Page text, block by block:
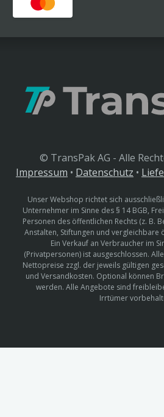
© TransPak AG - Alle
Impressum • Datenschutz •
Unser Webshop richtet sich
Unternehmer im Sinne des § 14 BGB,
Personen des öffentlichen Rechts (z. B.
Anstalten, Stiftungen und vergleichbare
Ein Verkauf an Verbraucher im
(Privatpersonen) ist ausgeschlossen.
Nettopreise zzgl. der jeweils gültigen
und Versandkosten. Optional können
werden. Alle Angebote sind
Irrtümer